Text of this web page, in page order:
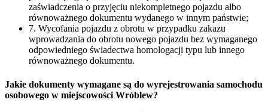
zaświadczenia o przyjęciu niekompletnego pojazdu albo
równoważnego dokumentu wydanego w innym państwie;
7. Wycofania pojazdu z obrotu w przypadku zakazu
wprowadzania do obrotu nowego pojazdu bez wymaganego
odpowiedniego świadectwa homologacji typu lub innego
równoważnego dokumentu.
Jakie dokumenty wymagane są do wyrejestrowania samochodu
osobowego w miejscowości Wróblew?